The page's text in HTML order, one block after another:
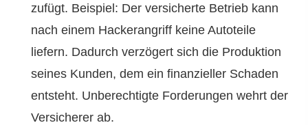
zufügt. Beispiel: Der versicherte Betrieb kann
nach einem Hackerangriff keine Autoteile
liefern. Dadurch verzögert sich die Produktion
seines Kunden, dem ein finanzieller Schaden
entsteht. Unberechtigte Forderungen wehrt der
Versicherer ab.